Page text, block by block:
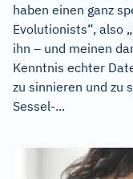
haben einen ganz
Evolutionists“, also
ihn – und meinen
Kenntnis echter
zu sinnieren und zu
Sessel-...